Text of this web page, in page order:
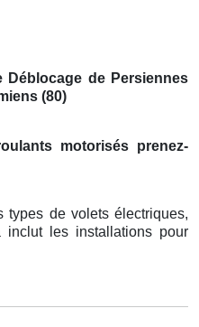
de Persiennes
(80)
motorisés prenez-
types de volets électriques,
inclut les installations pour